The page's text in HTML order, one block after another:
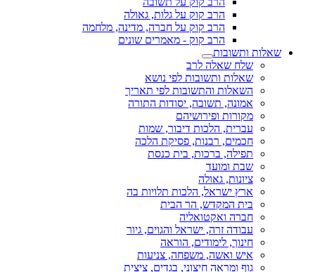
הרב קוק על גלות, גאולה
הרב קוק על חברה, מדינה, מלחמה
הרב קוק - מאמרים שונים
שאלות ותשובות
שלח שאלה לרב
שאלות ותשובות לפי נושא
השאלות והתשובות לפי תאריך
אמונה, תשובה, יסודות התורה
מקורות ופירושיהם
עברית, הלכות דיבור, שמות
חכמים, רבנות, פסיקת הלכה
תפילה, ברכות, בית כנסת
שבת ומועד
ציונות, גאולה
ארץ ישראל, הלכות תלויות בה
בית המקדש, הר הבית
חברה ואקטואליה
עבודה זרה, ישראל והגוים, גיור
חינוך, לימודים, הוראה
איש ואשה, משפחה, צניעות
גוף ומראה חיצוני, בגדים, ציצית